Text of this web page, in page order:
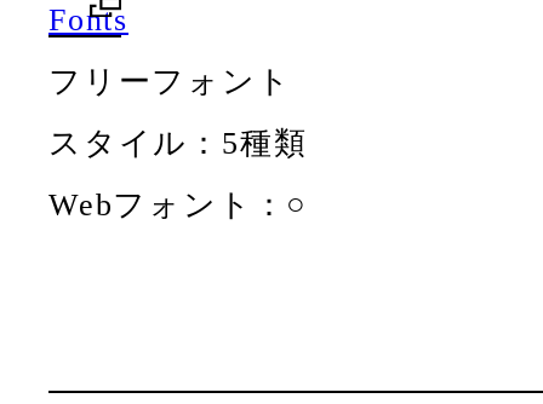
Fonts
フリーフォント
スタイル：5種類
Webフォント：○